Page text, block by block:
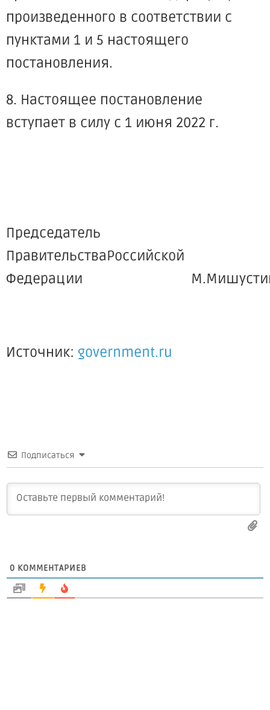
произведенного в соответствии с
пунктами 1 и 5 настоящего
постановления.
8. Настоящее постановление
вступает в силу с 1 июня 2022 г.
Председатель
ПравительстваРоссийской
Федерации
Источник: government.ru
Подписаться
0 КОММЕНТАРИЕВ